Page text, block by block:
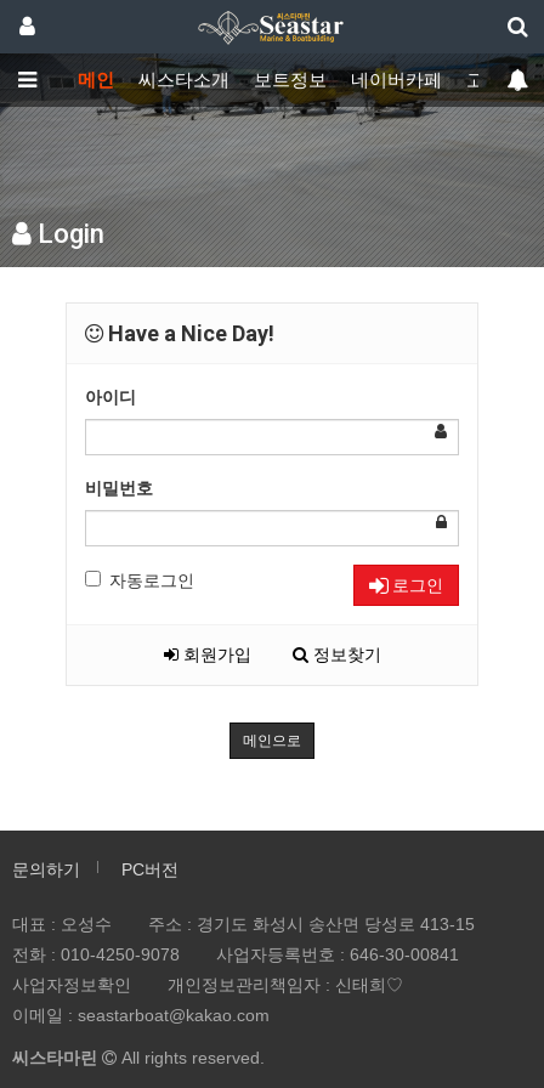
메인 씨스타소개 보트정보 네이버카페 고객센터
Login
Have a Nice Day!
아이디
비밀번호
자동로그인 로그인
회원가입 정보찾기
메인으로
문의하기 PC버전
대표 : 오성수
주소 : 경기도 화성시 송산면 당성로 413-15
전화 : 010-4250-9078 사업자등록번호 : 646-30-00841
사업자정보확인
개인정보관리책임자 : 신태희♡
이메일 : seastarboat@kakao.com
씨스타마린 All rights reserved.